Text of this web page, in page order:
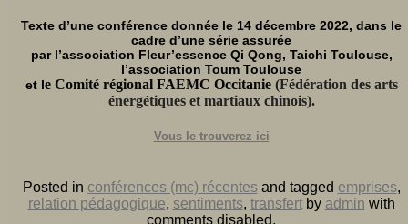
Texte d’une conférence donnée le 14 décembre 2022, dans le
cadre d’une série assurée
par l’association Fleur’essence Qi Qong, Taichi Toulouse,
l’association Toum Toulouse
et le Comité régional FAEMC Occitanie (Fédération des arts
énergétiques et martiaux chinois).
Vous le trouverez ici
Posted in conférences (mc) récentesand tagged emprises,
relation pédagogique, sentiments, transfertby admin with
comments disabled.